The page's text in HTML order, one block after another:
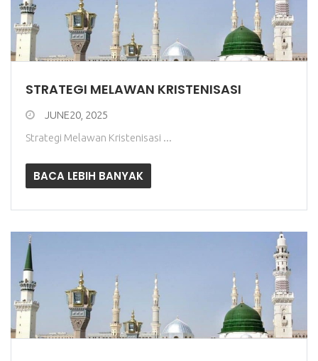
STRATEGI MELAWAN KRISTENISASI
JUNE20, 2025
Strategi Melawan Kristenisasi ...
BACA LEBIH BANYAK